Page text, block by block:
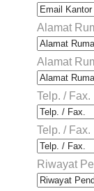
Alamat
Alamat
Telp. / Fax.
Telp. / Fax.
Riwayat